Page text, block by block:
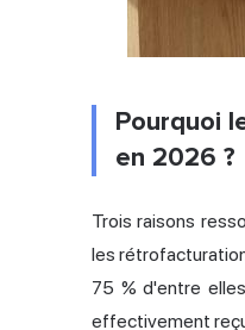
Pourquoi
en 2026 ?
Trois raisons
les
75 % d'entre
effectivement